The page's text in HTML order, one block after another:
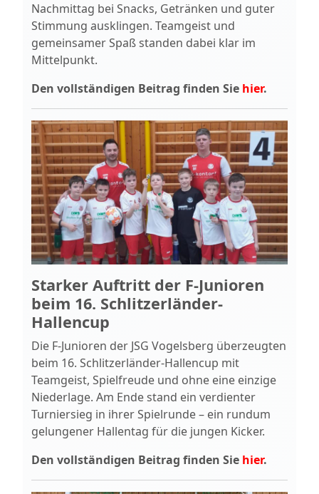
Nachmittag bei Snacks, Getränken und guter
Stimmung ausklingen. Teamgeist und
gemeinsamer Spaß standen dabei klar im
Mittelpunkt.
Den vollständigen Beitrag finden Sie hier.
Starker Auftritt der F‑Junioren
beim 16. Schlitzerländer-
Hallencup
Die F‑Junioren der JSG Vogelsberg überzeugten
beim 16. Schlitzerländer-Hallencup mit
Teamgeist, Spielfreude und ohne eine einzige
Niederlage. Am Ende stand ein verdienter
Turniersieg in ihrer Spielrunde – ein rundum
gelungener Hallentag für die jungen Kicker.
Den vollständigen Beitrag finden Sie hier.